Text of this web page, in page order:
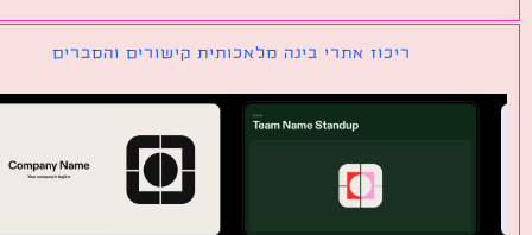
ריכוז אתרי בינה מלאכותית קישורים והסברים